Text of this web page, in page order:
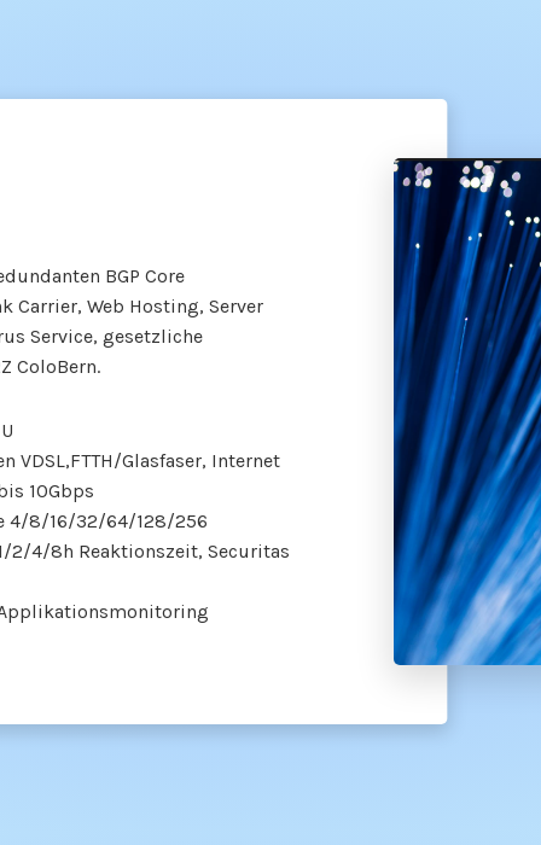
BGP Core
Web Hosting, Server
Service, gesetzliche
ColoBern.
VDSL,FTTH/Glasfaser, Internet
10Gbps
4/8/16/32/64/128/256
2/4/8h Reaktionszeit, Securitas